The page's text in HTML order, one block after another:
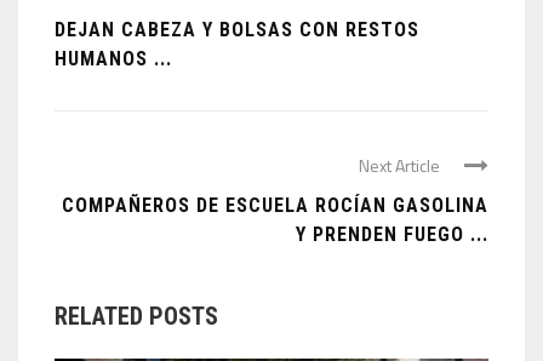
DEJAN CABEZA Y BOLSAS CON RESTOS
HUMANOS ...
Next Article
COMPAÑEROS DE ESCUELA ROCÍAN GASOLINA
Y PRENDEN FUEGO ...
RELATED POSTS